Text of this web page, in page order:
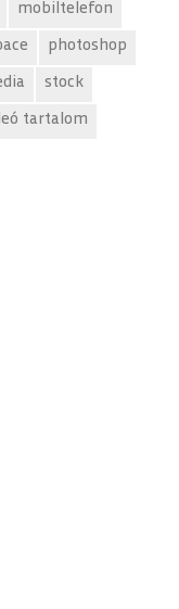
mobiltelefon
photoshop
stock
tartalom